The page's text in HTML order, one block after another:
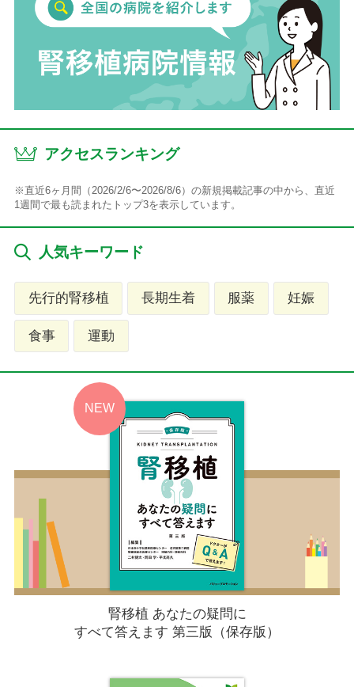
アクセスランキング
※直近6ヶ月間（2026/2/6〜2026/8/6）の新規掲載記事の中から、直近
1週間で最も読まれたトップ3を表示しています。
人気キーワード
先行的腎移植 長期生着 服薬 妊娠
食事 運動
腎移植 あなたの疑問に
すべて答えます 第三版（保存版）